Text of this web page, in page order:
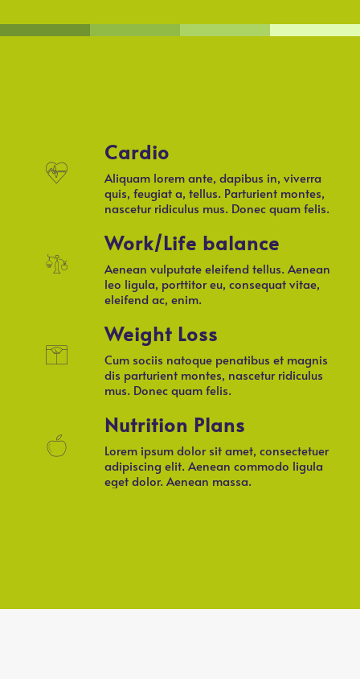
Cardio
Aliquam lorem ante, dapibus in, viverra
quis, feugiat a, tellus. Parturient montes,
nascetur ridiculus mus. Donec quam felis.
Work/Life balance
Aenean vulputate eleifend tellus. Aenean
leo ligula, porttitor eu, consequat vitae,
eleifend ac, enim.
Weight Loss
Cum sociis natoque penatibus et magnis
dis parturient montes, nascetur ridiculus
mus. Donec quam felis.
Nutrition Plans
Lorem ipsum dolor sit amet, consectetuer
adipiscing elit. Aenean commodo ligula
eget dolor. Aenean massa.